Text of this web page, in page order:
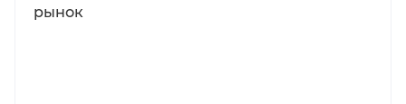
рынок